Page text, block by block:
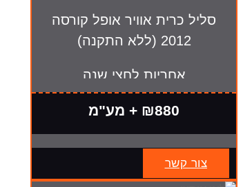
סליל כרית אוויר אופל קורסה
2012 (ללא התקנה)
אחריות לחצי שנה
₪880 + מע"מ
צור קשר